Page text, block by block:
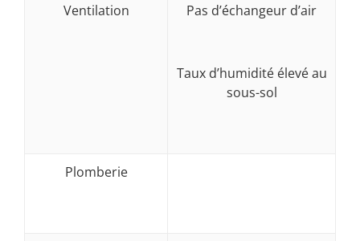
Ventilation Pas d’échangeur d’air
Taux d’humidité élevé au
sous-sol
Plomberie